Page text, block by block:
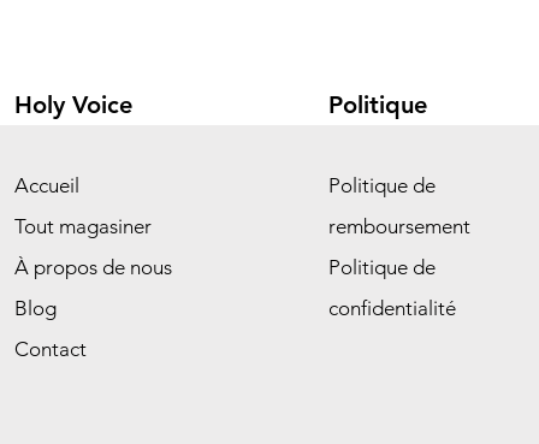
Holy Voice
Accueil
Tout magasiner
À propos de nous
Blog
Contact
Politique
Politique de
remboursement
Politique de
confidentialité